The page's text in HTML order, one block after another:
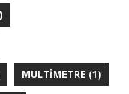
MULTIMETRE (1)